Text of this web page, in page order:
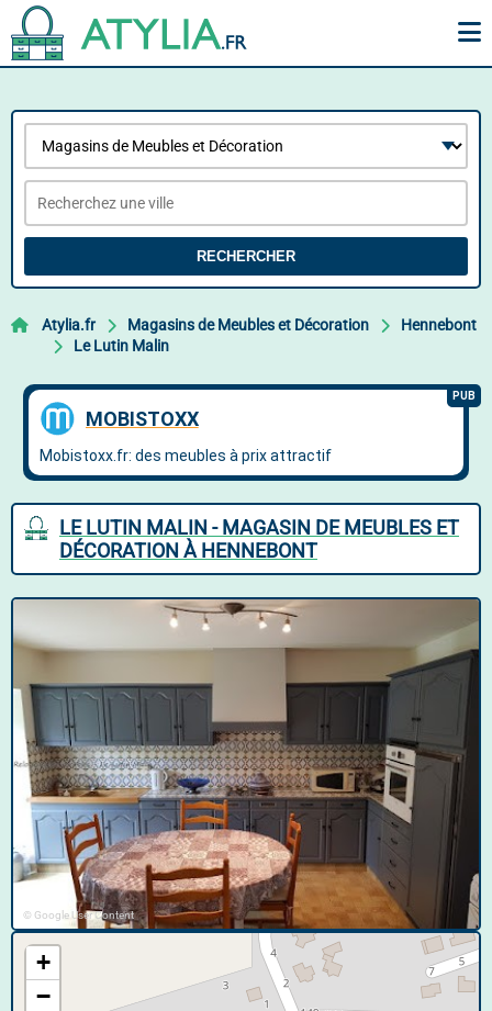
RECHERCHER
Atylia.fr Magasins de Meubles et Décoration
Hennebont
Le Lutin Malin
LE LUTIN MALIN - MAGASIN DE MEUBLES ET
DÉCORATION À HENNEBONT
© Google User Content
+
−